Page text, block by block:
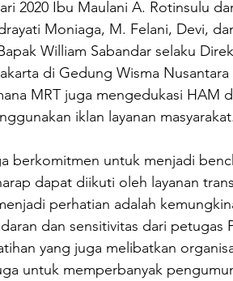
2020 Ibu Maulani A. Rotinsulu
Moniaga, M. Felani, Devi,
William Sabandar selaku
di Gedung Wisma
MRT juga mengedukasi HAM
iklan layanan masyarakat.
berkomitmen untuk menjadi
dapat diikuti oleh layanan
perhatian adalah
dan sensitivitas dari petugas
yang juga melibatkan
untuk memperbanyak